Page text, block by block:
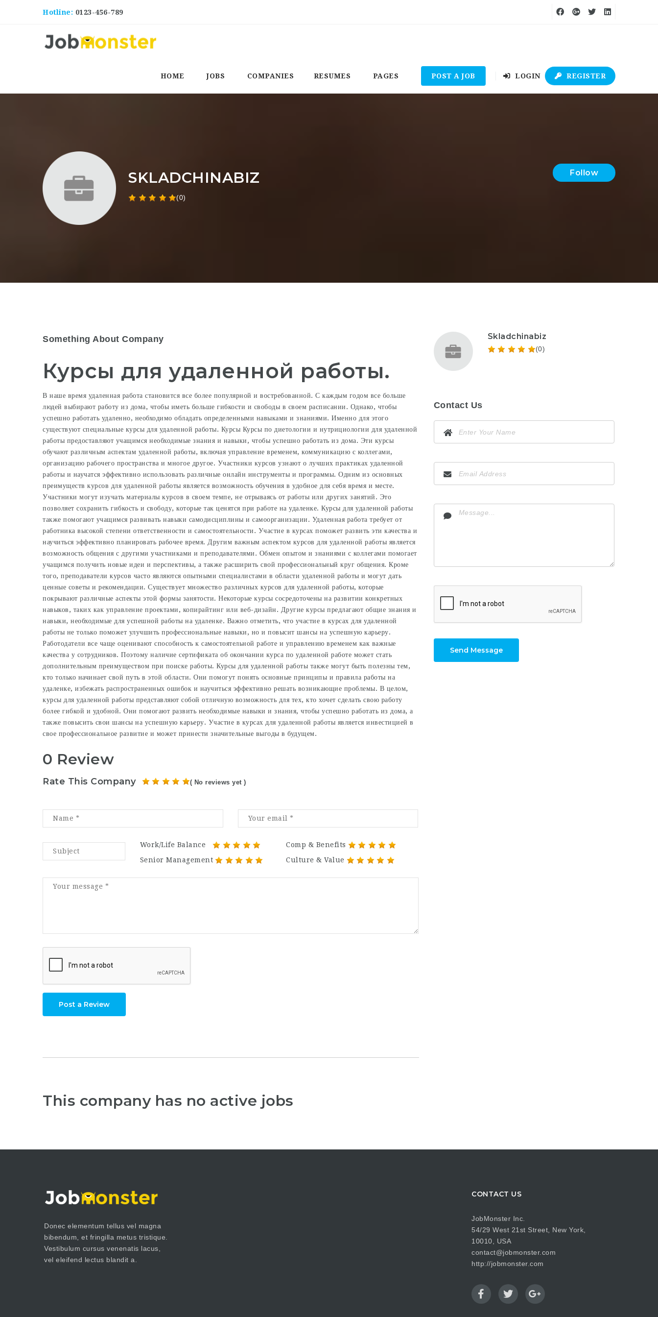
Hotline: 0123-456-789
HOME JOBS COMPANIES RESUMES PAGES POST A JOB LOGIN REGISTER
SKLADCHINABIZ
(0)
Follow
Something About Company
Курсы для удаленной работы.
В наше время удаленная работа становится все более популярной и востребованной. С каждым годом все больше
людей выбирают работу из дома, чтобы иметь больше гибкости и свободы в своем расписании. Однако, чтобы
успешно работать удаленно, необходимо обладать определенными навыками и знаниями. Именно для этого
существуют специальные курсы для удаленной работы. Курсы Курсы по диетологии и нутрициологии для удаленной
работы предоставляют учащимся необходимые знания и навыки, чтобы успешно работать из дома. Эти курсы
обучают различным аспектам удаленной работы, включая управление временем, коммуникацию с коллегами,
организацию рабочего пространства и многое другое. Участники курсов узнают о лучших практиках удаленной
работы и научатся эффективно использовать различные онлайн инструменты и программы. Одним из основных
преимуществ курсов для удаленной работы является возможность обучения в удобное для себя время и месте.
Участники могут изучать материалы курсов в своем темпе, не отрываясь от работы или других занятий. Это
позволяет сохранить гибкость и свободу, которые так ценятся при работе на удаленке. Курсы для удаленной работы
также помогают учащимся развивать навыки самодисциплины и самоорганизации. Удаленная работа требует от
работника высокой степени ответственности и самостоятельности. Участие в курсах поможет развить эти качества и
научиться эффективно планировать рабочее время. Другим важным аспектом курсов для удаленной работы является
возможность общения с другими участниками и преподавателями. Обмен опытом и знаниями с коллегами помогает
учащимся получить новые идеи и перспективы, а также расширить свой профессиональный круг общения. Кроме
того, преподаватели курсов часто являются опытными специалистами в области удаленной работы и могут дать
ценные советы и рекомендации. Существует множество различных курсов для удаленной работы, которые
покрывают различные аспекты этой формы занятости. Некоторые курсы сосредоточены на развитии конкретных
навыков, таких как управление проектами, копирайтинг или веб-дизайн. Другие курсы предлагают общие знания и
навыки, необходимые для успешной работы на удаленке. Важно отметить, что участие в курсах для удаленной
работы не только поможет улучшить профессиональные навыки, но и повысит шансы на успешную карьеру.
Работодатели все чаще оценивают способность к самостоятельной работе и управлению временем как важные
качества у сотрудников. Поэтому наличие сертификата об окончании курса по удаленной работе может стать
дополнительным преимуществом при поиске работы. Курсы для удаленной работы также могут быть полезны тем,
кто только начинает свой путь в этой области. Они помогут понять основные принципы и правила работы на
удаленке, избежать распространенных ошибок и научиться эффективно решать возникающие проблемы. В целом,
курсы для удаленной работы представляют собой отличную возможность для тех, кто хочет сделать свою работу
более гибкой и удобной. Они помогают развить необходимые навыки и знания, чтобы успешно работать из дома, а
также повысить свои шансы на успешную карьеру. Участие в курсах для удаленной работы является инвестицией в
свое профессиональное развитие и может принести значительные выгоды в будущем.
0 Review
Rate This Company ( No reviews yet )
Work/Life Balance
Comp & Benefits
Senior Management
Culture & Value
Post a Review
This company has no active jobs
Skladchinabiz
(0)
Contact Us
Send Message
Donec elementum tellus vel magna
bibendum, et fringilla metus tristique.
Vestibulum cursus venenatis lacus,
vel eleifend lectus blandit a.
CONTACT US
JobMonster Inc.
54/29 West 21st Street, New York,
10010, USA
contact@jobmonster.com
http://jobmonster.com